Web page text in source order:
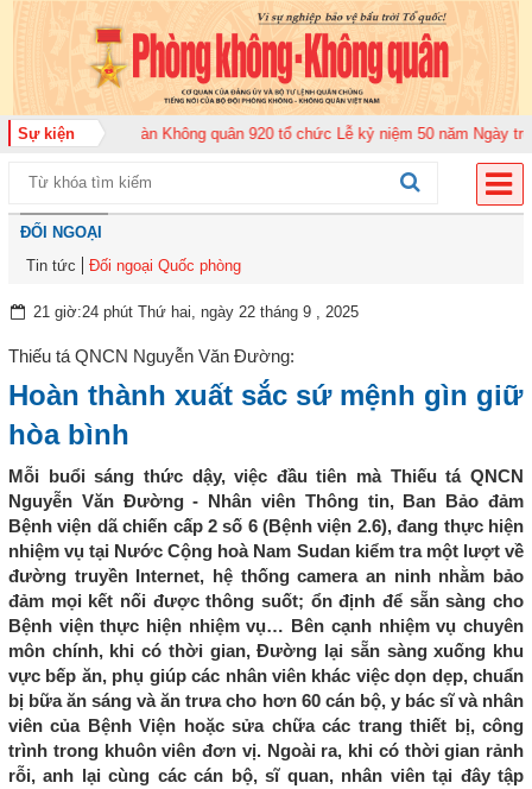
Sự kiệnTrung đoàn Không quân 920 tổ chức Lễ kỷ niệm 50 năm Ngày truyền
ĐỐI NGOẠI
Tin tức
Đối ngoại Quốc phòng
21 giờ:24 phút Thứ hai, ngày 22 tháng 9 , 2025
Thiếu tá QNCN Nguyễn Văn Đường:
Hoàn thành xuất sắc sứ mệnh gìn giữ
hòa bình
Mỗi buổi sáng thức dậy, việc đầu tiên mà Thiếu tá QNCN
Nguyễn Văn Đường - Nhân viên Thông tin, Ban Bảo đảm
Bệnh viện dã chiến cấp 2 số 6 (Bệnh viện 2.6), đang thực hiện
nhiệm vụ tại Nước Cộng hoà Nam Sudan kiểm tra một lượt về
đường truyền Internet, hệ thống camera an ninh nhằm bảo
đảm mọi kết nối được thông suốt; ổn định để sẵn sàng cho
Bệnh viện thực hiện nhiệm vụ… Bên cạnh nhiệm vụ chuyên
môn chính, khi có thời gian, Đường lại sẵn sàng xuống khu
vực bếp ăn, phụ giúp các nhân viên khác việc dọn dẹp, chuẩn
bị bữa ăn sáng và ăn trưa cho hơn 60 cán bộ, y bác sĩ và nhân
viên của Bệnh Viện hoặc sửa chữa các trang thiết bị, công
trình trong khuôn viên đơn vị. Ngoài ra, khi có thời gian rảnh
rỗi, anh lại cùng các cán bộ, sĩ quan, nhân viên tại đây tập